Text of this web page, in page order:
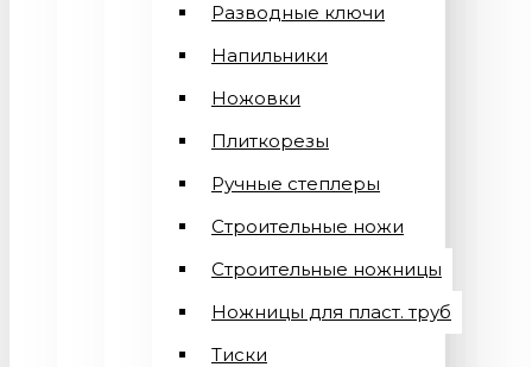
Разводные ключи
Напильники
Ножовки
Плиткорезы
Ручные степлеры
Строительные ножи
Строительные ножницы
Ножницы для пласт. труб
Тиски